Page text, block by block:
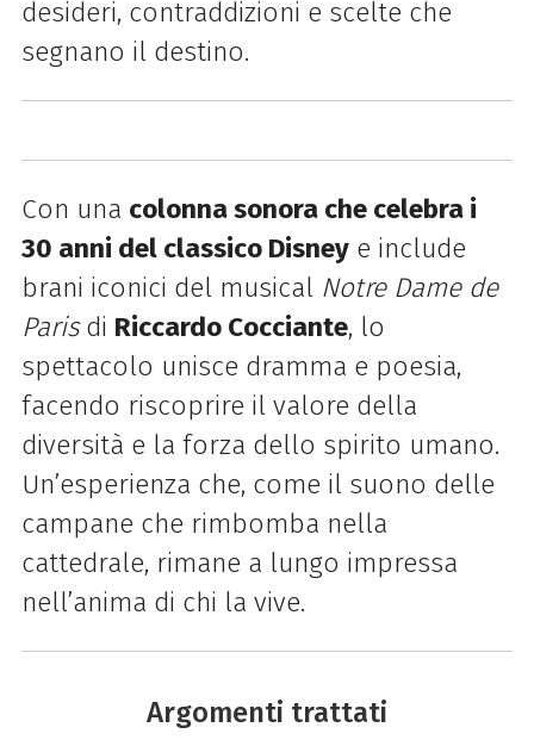
desideri, contraddizioni e scelte che
segnano il destino.
Con una colonna sonora che celebra i
30 anni del classico Disneye include
brani iconici del musical Notre Dame de
Parisdi Riccardo Cocciante, lo
spettacolo unisce dramma e poesia,
facendo riscoprire il valore della
diversità e la forza dello spirito umano.
Un’esperienza che, come il suono delle
campane che rimbomba nella
cattedrale, rimane a lungo impressa
nell’anima di chi la vive.
Argomenti trattati